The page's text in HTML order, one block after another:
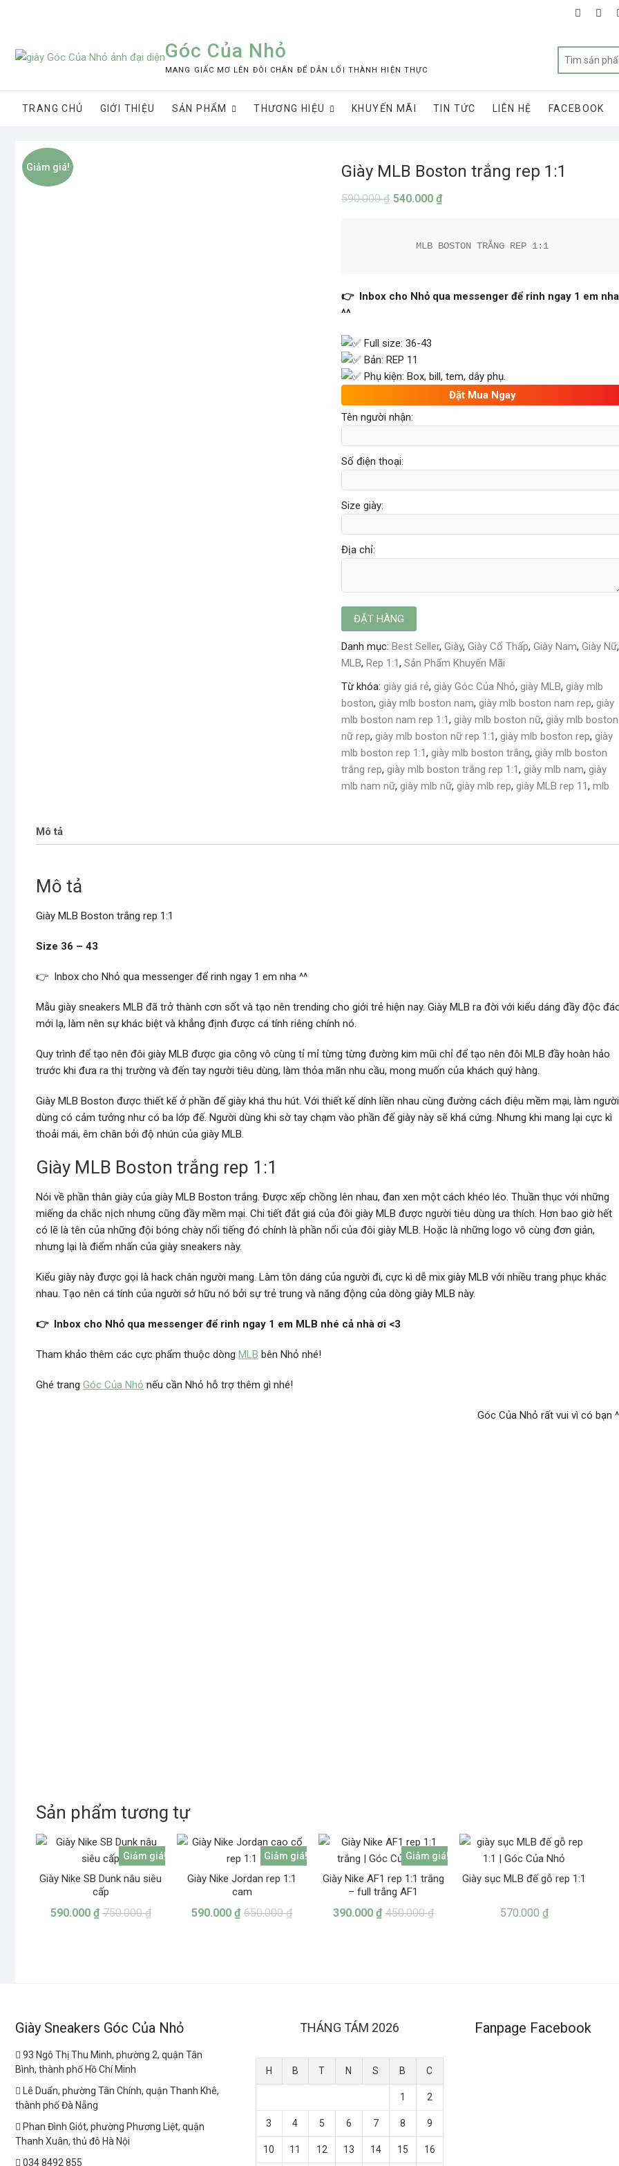
Góc Của Nhỏ
MANG GIẤC MƠ LÊN ĐÔI CHÂN ĐỂ DẪN LỐI THÀNH HIỆN THỰC
TRANG CHỦ GIỚI THIỆU SẢN PHẨM THƯƠNG HIỆU KHUYẾN MÃI TIN TỨC LIÊN HỆ FACEBOOK
Giảm giá! Giày MLB Boston trắng rep 1:1
590.000₫ 540.000 ₫
MLB BOSTON TRẮNG REP 1:1
👉 Inbox cho Nhỏ qua messenger để rinh ngay 1 em nha
^^
Full size: 36-43
Bản: REP 11
Phụ kiện: Box, bill, tem, dây phụ.
Đặt Mua Ngay
Tên người nhận:
Số điện thoại:
Size giày:
Địa chỉ:
Danh mục: Best Seller, Giày, Giày Cổ Thấp, Giày Nam, Giày Nữ,
MLB, Rep 1:1, Sản Phẩm Khuyến Mãi
Từ khóa: giày giá rẻ, giày Góc Của Nhỏ, giày MLB, giày mlb
boston, giày mlb boston nam, giày mlb boston nam rep, giày
mlb boston nam rep 1:1, giày mlb boston nữ, giày mlb boston
nữ rep, giày mlb boston nữ rep 1:1, giày mlb boston rep, giày
mlb boston rep 1:1, giày mlb boston trắng, giày mlb boston
trắng rep, giày mlb boston trắng rep 1:1, giày mlb nam, giày
mlb nam nữ, giày mlb nữ, giày mlb rep, giày MLB rep 11, mlb
Mô tả
Mô tả
Giày MLB Boston trắng rep 1:1
Size 36 – 43
👉 Inbox cho Nhỏ qua messenger để rinh ngay 1 em nha ^^
Mẫu giày sneakers MLB đã trở thành cơn sốt và tạo nên trending cho giới trẻ hiện nay. Giày MLB ra đời với kiểu dáng đầy độc
mới lạ, làm nên sự khác biệt và khẳng định được cá tính riêng chính nó.
Quy trình để tạo nên đôi giày MLB được gia công vô cùng tỉ mỉ từng từng đường kim mũi chỉ để tạo nên đôi MLB đầy hoàn hảo
trước khi đưa ra thị trường và đến tay người tiêu dùng, làm thỏa mãn nhu cầu, mong muốn của khách quý hàng.
Giày MLB Boston được thiết kế ở phần đế giày khá thu hút. Với thiết kế dính liền nhau cùng đường cách điệu mềm mại, làm người
dùng có cảm tưởng như có ba lớp đế. Người dùng khi sờ tay chạm vào phần đế giày này sẽ khá cứng. Nhưng khi mang lại cực kì
thoải mái, êm chân bởi độ nhún của giày MLB.
Giày MLB Boston trắng rep 1:1
Nói về phần thân giày của giày MLB Boston trắng. Được xếp chồng lên nhau, đan xen một cách khéo léo. Thuần thục với những
miếng da chắc nịch nhưng cũng đầy mềm mại. Chi tiết đắt giá của đôi giày MLB được người tiêu dùng ưa thích. Hơn bao giờ hết
có lẽ là tên của những đội bóng chày nổi tiếng đó chính là phần nổi của đôi giày MLB. Hoặc là những logo vô cùng đơn giản,
nhưng lại là điểm nhấn của giày sneakers này.
Kiểu giày này được gọi là hack chân người mang. Làm tôn dáng của người đi, cực kì dễ mix giày MLB với nhiều trang phục khác
nhau. Tạo nên cá tính của người sở hữu nó bởi sự trẻ trung và năng động của dòng giày MLB này.
👉 Inbox cho Nhỏ qua messenger để rinh ngay 1 em MLB nhé cả nhà ơi <3
Tham khảo thêm các cực phẩm thuộc dòng MLB bên Nhỏ nhé!
Ghé trang Góc Của Nhỏ nếu cần Nhỏ hỗ trợ thêm gì nhé!
Góc Của Nhỏ rất vui vì có bạn
Sản phẩm tương tự
Giảm giá!
Giày Nike SB Dunk nâu siêu
cấp
750.000₫
590.000 ₫
Giảm giá!
Giày Nike Jordan rep 1:1
cam
650.000₫
590.000₫
Giảm giá!
Giày Nike AF1 rep 1:1 trắng
– full trắng AF1
450.000₫
390.000 ₫
Giày sục MLB đế gỗ rep 1:1
570.000 ₫
Giày Sneakers Góc Của Nhỏ
93 Ngô Thị Thu Minh, phường 2, quận Tân
Bình, thành phố Hồ Chí Minh
Lê Duẩn, phường Tân Chính, quận Thanh Khê,
thành phố Đà Nẵng
Phan Đình Giót, phường Phương Liệt, quận
Thanh Xuân, thủ đô Hà Nội
034 8492 855
THÁNG TÁM 2026
H B T N S B C
1 2
3 4 5 6 7 8 9
10 11 12 13 14 15 16
Fanpage Facebook